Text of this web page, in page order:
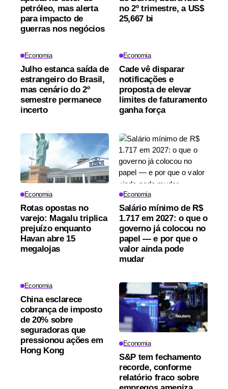
petróleo, mas alerta
para impacto de
guerras nos negócios
no 2º trimestre, a US$
25,667 bi
Economia
Julho estanca saída de
estrangeiro do Brasil,
mas cenário do 2º
semestre permanece
incerto
Economia
Cade vê disparar
notificações e
proposta de elevar
limites de faturamento
ganha força
Economia
Rotas opostas no
varejo: Magalu triplica
prejuízo enquanto
Havan abre 15
megalojas
Economia
Salário mínimo de R$
1.717 em 2027: o que o
governo já colocou no
papel — e por que o
valor ainda pode
mudar
Economia
China esclarece
cobrança de imposto
de 20% sobre
seguradoras que
pressionou ações em
Hong Kong
Economia
S&P tem fechamento
recorde, conforme
relatório fraco sobre